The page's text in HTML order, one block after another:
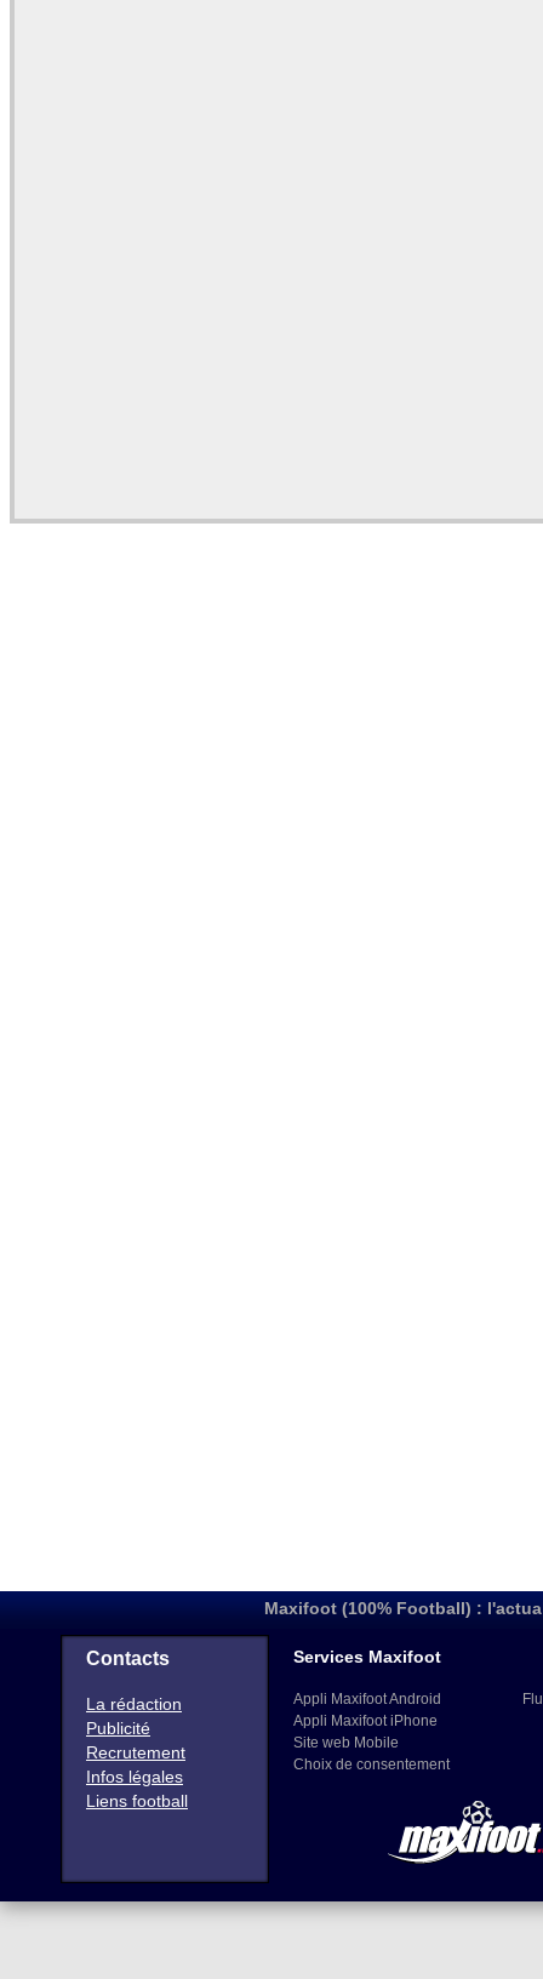
Maxifoot (100% Football) :
Contacts
La rédaction
Publicité
Recrutement
Infos légales
Liens football
Services Maxifoot
Appli Maxifoot Android
Appli Maxifoot iPhone
Site web Mobile
Choix de consentement